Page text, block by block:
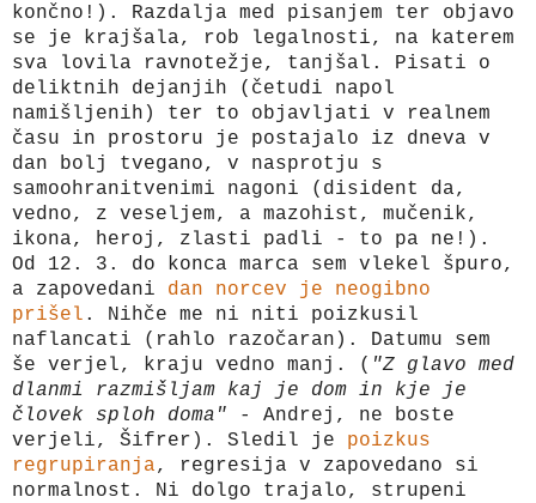
končno!). Razdalja med pisanjem ter objavo
se je krajšala, rob legalnosti, na katerem
sva lovila ravnotežje, tanjšal. Pisati o
deliktnih dejanjih (četudi napol
namišljenih) ter to objavljati v realnem
času in prostoru je postajalo iz dneva v
dan bolj tvegano, v nasprotju s
samoohranitvenimi nagoni (disident da,
vedno, z veseljem, a mazohist, mučenik,
ikona, heroj, zlasti padli - to pa ne!).
Od 12. 3. do konca marca sem vlekel špuro,
a zapovedani dan norcev je neogibno
prišel . Nihče me ni niti poizkusil
naflancati (rahlo razočaran). Datumu sem
še verjel, kraju vedno manj. ( "Z glavo med
dlanmi razmišljam kaj je dom in kje je
človek sploh doma" - Andrej, ne boste
verjeli, Šifrer). Sledil je poizkus
regrupiranja, regresija v zapovedano si
normalnost. Ni dolgo trajalo, strupeni